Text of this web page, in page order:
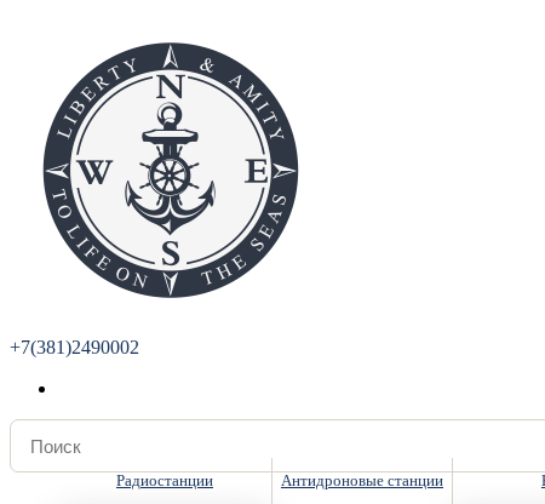
+7(381)2490002
Радиостанции Антидроновые станции